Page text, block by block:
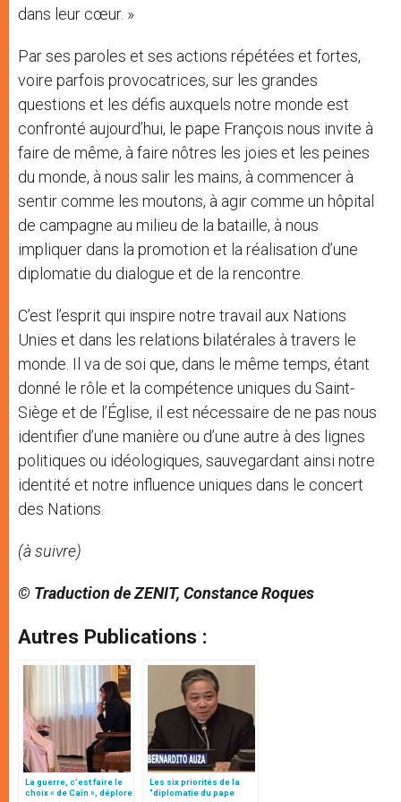
dans leur cœur. »
Par ses paroles et ses actions répétées et fortes,
voire parfois provocatrices, sur les grandes
questions et les défis auxquels notre monde est
confronté aujourd’hui, le pape François nous invite à
faire de même, à faire nôtres les joies et les peines
du monde, à nous salir les mains, à commencer à
sentir comme les moutons, à agir comme un hôpital
de campagne au milieu de la bataille, à nous
impliquer dans la promotion et la réalisation d’une
diplomatie du dialogue et de la rencontre.
C’est l’esprit qui inspire notre travail aux Nations
Unies et dans les relations bilatérales à travers le
monde. Il va de soi que, dans le même temps, étant
donné le rôle et la compétence uniques du Saint-
Siège et de l’Église, il est nécessaire de ne pas nous
identifier d’une manière ou d’une autre à des lignes
politiques ou idéologiques, sauvegardant ainsi notre
identité et notre influence uniques dans le concert
des Nations.
(à suivre)
© Traduction de ZENIT, Constance Roques
Autres Publications :
La guerre, c’est faire le
choix « de Caïn », déplore
Les six priorités de la
"diplomatie du pape